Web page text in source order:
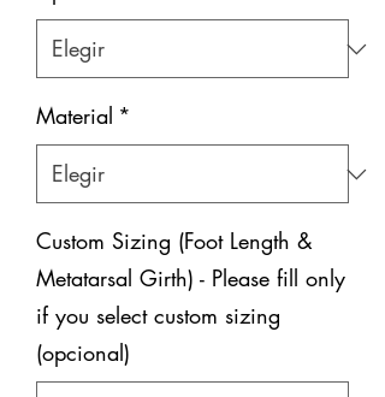
Material *
Custom Sizing (Foot Length &
Metatarsal Girth) - Please fill only
if you select custom sizing
(opcional)